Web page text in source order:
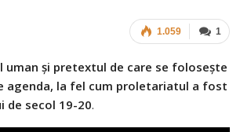
1
1.059
și pretextul de care se folosește
agenda, la fel cum proletariatul a fost
de secol 19-20.